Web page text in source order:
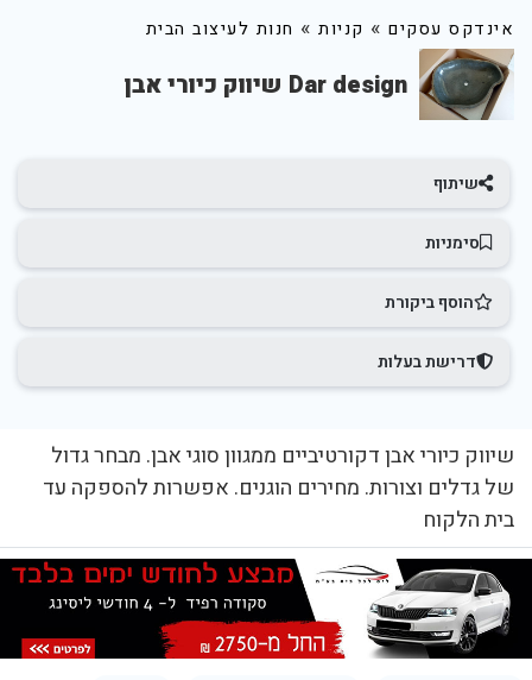
אינדקס עסקים » קניות » חנות לעיצוב הבית
Dar design שיווק כיורי אבן
שיתוף
סימניות
הוסף ביקורת
דרישת בעלות
שיווק כיורי אבן דקורטיביים ממגוון סוגי אבן. מבחר גדול
של גדלים וצורות. מחירים הוגנים. אפשרות להספקה עד
בית הלקוח